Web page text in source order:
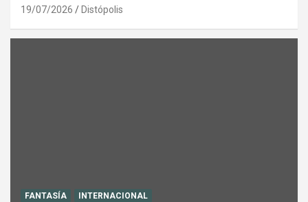
19/07/2026 Distópolis
FANTASÍA INTERNACIONAL